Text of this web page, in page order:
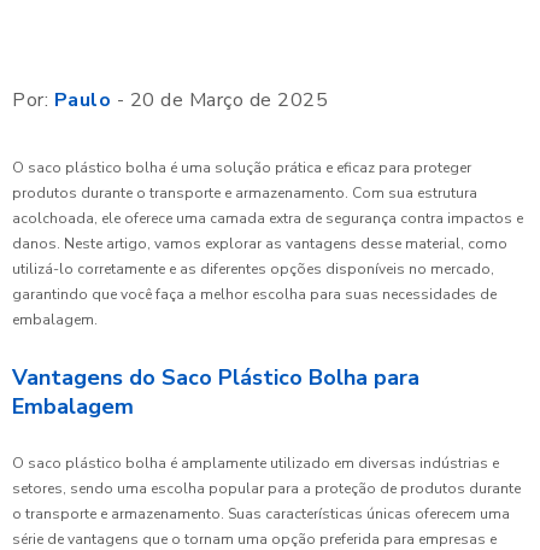
Por: Paulo - 20 de Março de 2025
O saco plástico bolha é uma solução prática e eficaz para proteger
produtos durante o transporte e armazenamento. Com sua estrutura
acolchoada, ele oferece uma camada extra de segurança contra impactos e
danos. Neste artigo, vamos explorar as vantagens desse material, como
utilizá-lo corretamente e as diferentes opções disponíveis no mercado,
garantindo que você faça a melhor escolha para suas necessidades de
embalagem.
Vantagens do Saco Plástico Bolha para
Embalagem
O saco plástico bolha é amplamente utilizado em diversas indústrias e
setores, sendo uma escolha popular para a proteção de produtos durante
o transporte e armazenamento. Suas características únicas oferecem uma
série de vantagens que o tornam uma opção preferida para empresas e